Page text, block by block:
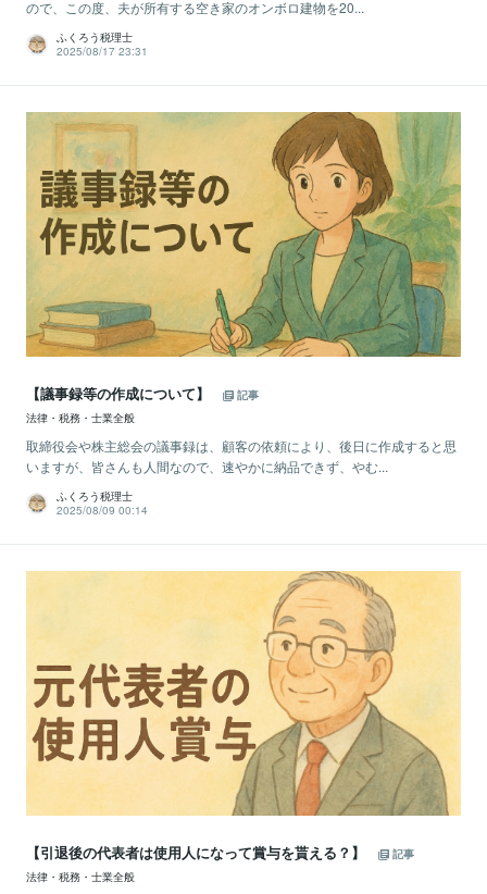
ので、この度、夫が所有する空き家のオンボロ建物を20...
ふくろう税理士
2025/08/17 23:31
【議事録等の作成について】
記事
法律・税務・士業全般
取締役会や株主総会の議事録は、顧客の依頼により、後日に作成すると思
いますが、皆さんも人間なので、速やかに納品できず、やむ...
ふくろう税理士
2025/08/09 00:14
【引退後の代表者は使用人になって賞与を貰える？】
記事
法律・税務・士業全般